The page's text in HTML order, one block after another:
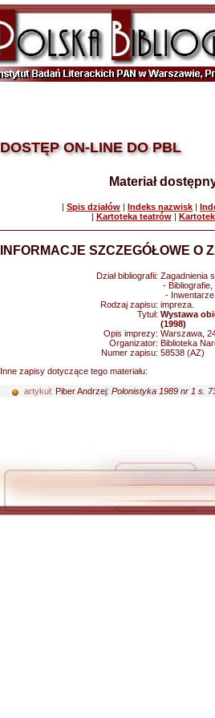
DOSTĘP ON-LINE DO PBL
Materiał
| Spis działów | Indeks nazwisk |
| Kartoteka teatrów|
INFORMACJE SZCZEGÓŁOWE O
Dział bibliografii: Zagadnienia
- Bibliografie,
-
Rodzaj zapisu: impreza.
Tytuł: Wystawa
(1998)
Opis imprezy: Warszawa,
Organizator: Biblioteka
Numer zapisu: 58538 (AZ)
Inne zapisy dotyczące tego materiału:
artykuł: Piber Andrzej: Polonistyka 1989 nr 1 s.